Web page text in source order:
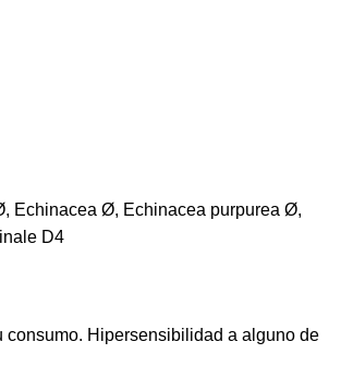
Echinacea Ø, Echinacea purpurea Ø,
D4
consumo. Hipersensibilidad a alguno de